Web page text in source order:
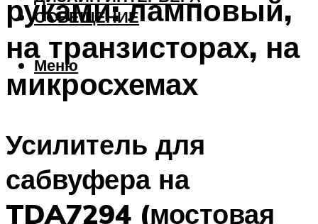
ОСВЕЩЕНИЕ
Меню
руками: ламповый,
на транзисторах, на
микросхемах
Усилитель для
сабвуфера на
TDA7294 (мостовая